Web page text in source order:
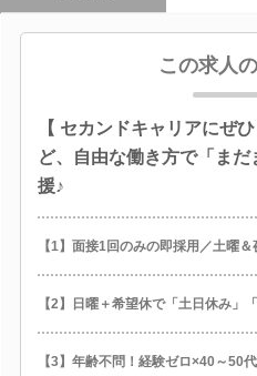
この求人
【 セカンドキャリアにぜ
ど、自由な働き方で「ま
援♪
【1】面接1回のみの即採用／土曜
【2】日曜＋希望休で「土日休み」
【3】年齢不問！経験ゼロ×40～50